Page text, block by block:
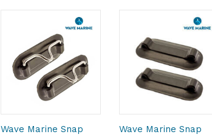
Wave Marine Snap
Wave Marine Snap